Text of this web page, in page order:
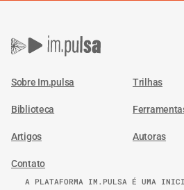
Sobre Im.pulsa Trilhas
Biblioteca
Artigos Autoras
Contato
A PLATAFORMA IM.PULSA É UMA